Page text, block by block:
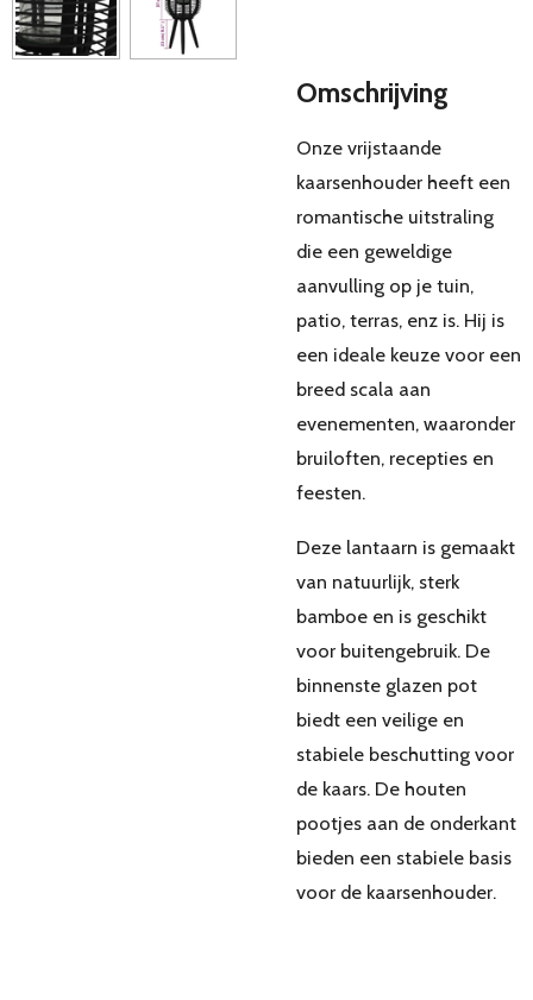
Omschrijving
Onze vrijstaande
kaarsenhouder heeft een
romantische uitstraling
die een geweldige
aanvulling op je tuin,
patio, terras, enz is. Hij is
een ideale keuze voor een
breed scala aan
evenementen, waaronder
bruiloften, recepties en
feesten.
Deze lantaarn is gemaakt
van natuurlijk, sterk
bamboe en is geschikt
voor buitengebruik. De
binnenste glazen pot
biedt een veilige en
stabiele beschutting voor
de kaars. De houten
pootjes aan de onderkant
bieden een stabiele basis
voor de kaarsenhouder.